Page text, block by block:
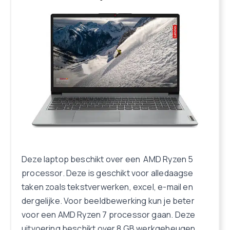
Deze laptop beschikt over een AMD Ryzen 5
processor. Deze is geschikt voor alledaagse
taken zoals tekstverwerken, excel, e-mail en
dergelijke. Voor beeldbewerking kun je beter
voor een AMD Ryzen 7 processor gaan. Deze